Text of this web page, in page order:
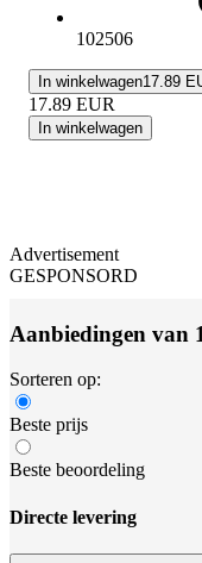
102506
In winkelwagen17.89
17.89 EUR
In winkelwagen
Advertisement
GESPONSORD
Aanbiedingen van
Sorteren op:
Beste prijs
Beste beoordeling
Directe levering